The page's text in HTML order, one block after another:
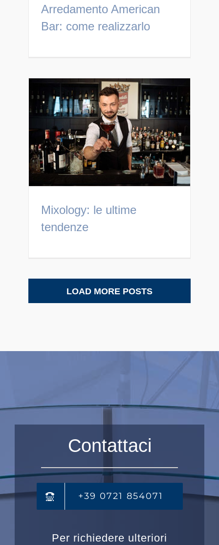
Arredamento American
Bar: come realizzarlo
Mixology: le ultime
tendenze
LOAD MORE POSTS
Contattaci
+39 0721 854071
Per richiedere ulteriori